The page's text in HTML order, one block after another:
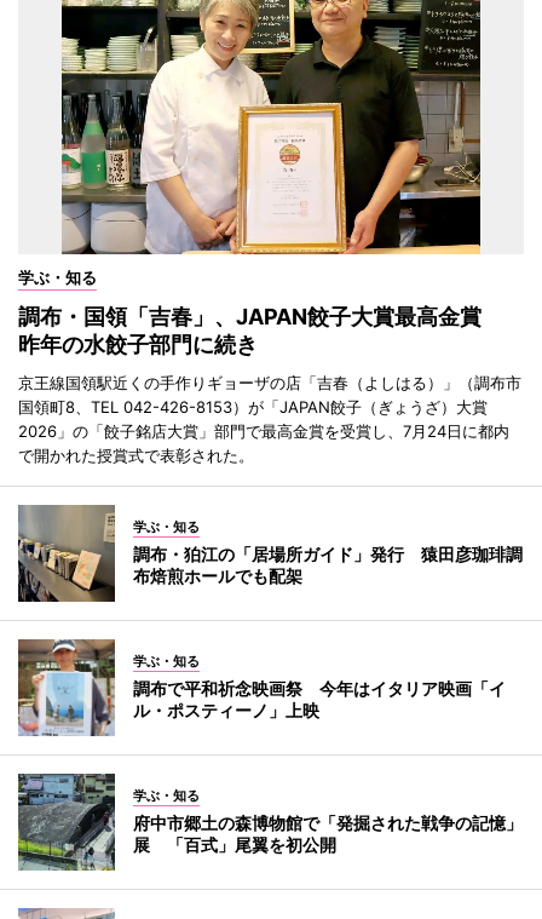
学ぶ・知る
調布・国領「吉春」、JAPAN餃子大賞最高金賞
昨年の水餃子部門に続き
京王線国領駅近くの手作りギョーザの店「吉春（よしはる）」（調布市
国領町8、TEL 042-426-8153）が「JAPAN餃子（ぎょうざ）大賞
2026」の「餃子銘店大賞」部門で最高金賞を受賞し、7月24日に都内
で開かれた授賞式で表彰された。
学ぶ・知る
調布・狛江の「居場所ガイド」発行 猿田彦珈琲調
布焙煎ホールでも配架
学ぶ・知る
調布で平和祈念映画祭 今年はイタリア映画「イ
ル・ポスティーノ」上映
学ぶ・知る
府中市郷土の森博物館で「発掘された戦争の記憶」
展 「百式」尾翼を初公開